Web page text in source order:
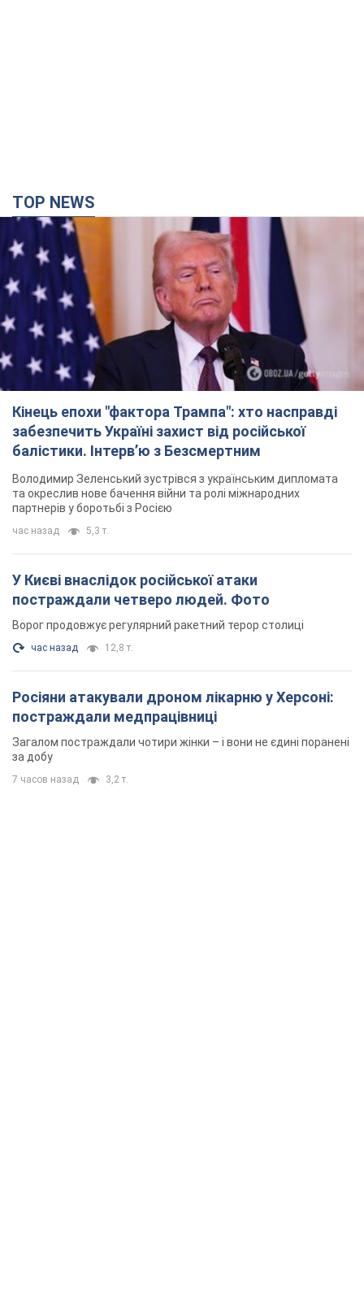
TOP NEWS
Кінець епохи "фактора Трампа": хто насправді
забезпечить Україні захист від російської
балістики. Інтерв’ю з Безсмертним
Володимир Зеленський зустрівся з українським дипломата
та окреслив нове бачення війни та ролі міжнародних
партнерів у боротьбі з Росією
час назад 5,3 т.
У Києві внаслідок російської атаки
постраждали четверо людей. Фото
Ворог продовжує регулярний ракетний терор столиці
час назад 12,8 т.
Росіяни атакували дроном лікарню у Херсоні:
постраждали медпрацівниці
Загалом постраждали чотири жінки – і вони не єдині поранені
за добу
7 часов назад 3,2 т.